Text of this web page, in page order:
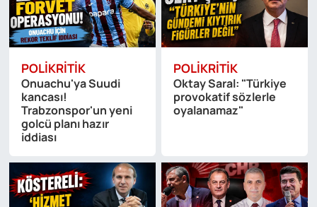
POLIKRITIK
Onuachu'ya Suudi
kancası!
Trabzonspor'un yeni
golcü planı hazır
iddiası
POLIKRITIK
Oktay Saral: "Türkiye
provokatif sözlerle
oyalanamaz"